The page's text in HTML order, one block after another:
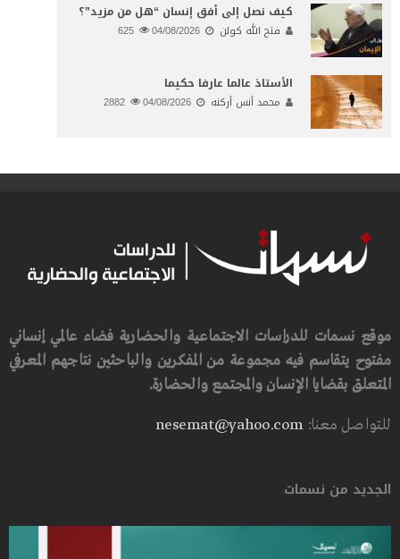
كيف نصل إلى أفق إنسان “هل من مزيد”؟
فتح الله كولن 04/08/2026
الأستاذ عالما عارفا حكيما
محمد أنس أركنه 04/08/2026
موقع نسمات للدراسات الاجتماعية والحضارية فضاء عالمي إنساني
مفتوح يتقاسم فيه مجموعة من المفكرين والباحثين نتاجهم المعرفي
المتعلق بقضايا الإنسان والمجتمع والحضارة.
للتواصل معنا:nesemat@yahoo.com
الجديد من نسمات